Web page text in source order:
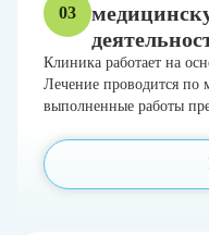
03
Клиника работает на
Лечение проводится по
выполненные работы